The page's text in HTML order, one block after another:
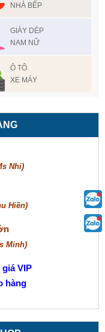
NHÀ BẾP
GIÀY DÉP
NAM NỮ
Ô TÔ
XE MÁY
Nhi)
Hiền)
Minh)
VIP
hàng